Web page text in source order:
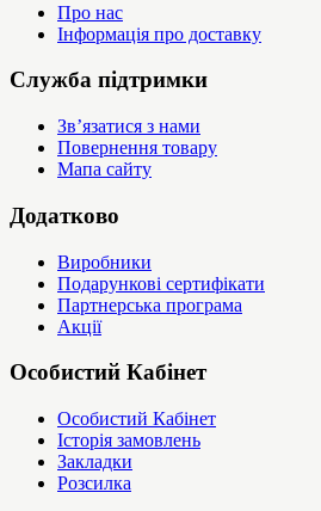
Про нас
Інформація про доставку
Служба підтримки
Зв’язатися з нами
Повернення товару
Мапа сайту
Додатково
Виробники
Подарункові сертифікати
Партнерська програма
Акції
Особистий Кабінет
Особистий Кабінет
Історія замовлень
Закладки
Розсилка